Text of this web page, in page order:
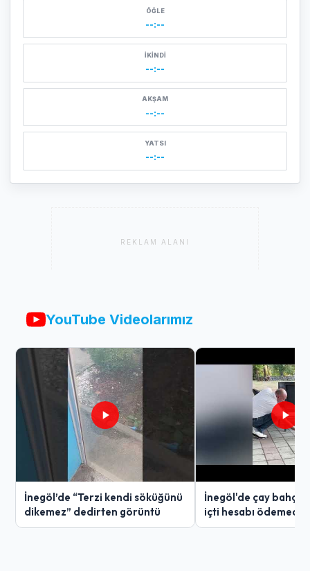
ÖĞLE
--:--
İKINDI
--:--
AKŞAM
--:--
YATSI
--:--
REKLAM ALANI
YouTube Videolarımız
İnegöl’de “Terzi kendi söküğünü
dikemez” dedirten görüntü
İnegöl'de çay
içti hesabı ödemedi